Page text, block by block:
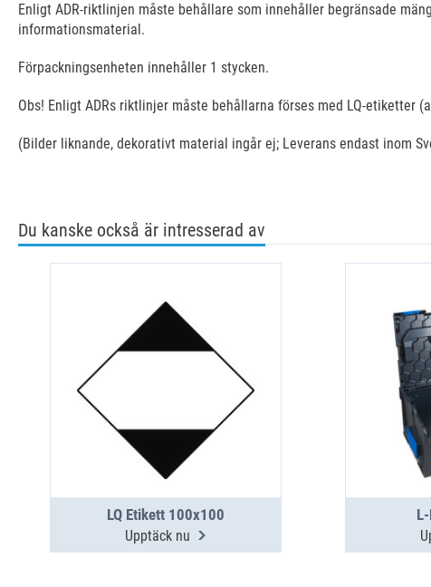
Enligt ADR-riktlinjen måste behållare som innehåller begränsade
informationsmaterial.
Förpackningsenheten innehåller 1 stycken.
Obs! Enligt ADRs riktlinjer måste behållarna förses med LQ-etiketter
(Bilder liknande, dekorativt material ingår ej; Leverans endast inom
Du kanske också är intresserad av
LQ Etikett 100x100
Upptäck nu